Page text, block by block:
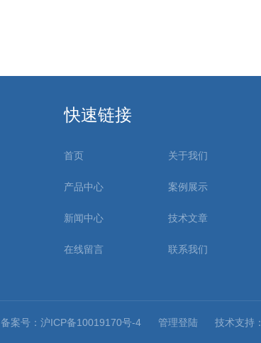
快速链接
首页 关于我们
产品中心 案例展示
新闻中心 技术文章
在线留言 联系我们
备案号：沪ICP备10019170号-4 管理登陆 技术支持：